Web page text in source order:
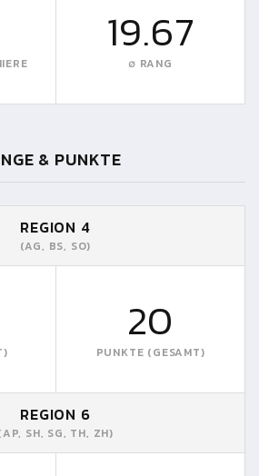
19.67
∅ RANG
& PUNKTE
REGION 4
(AG, BS, SO)
20
PUNKTE (GESAMT)
REGION 6
SH, SG, TH, ZH)